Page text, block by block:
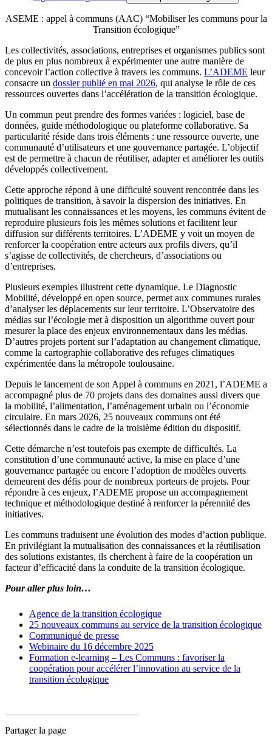
ASEME : appel à communs (AAC) “Mobiliser les communs pour la
Transition écologique”
Les collectivités, associations, entreprises et organismes publics sont
de plus en plus nombreux à expérimenter une autre manière de
concevoir l’action collective à travers les communs. L’ADEME leur
consacre un dossier publié en mai 2026, qui analyse le rôle de ces
ressources ouvertes dans l’accélération de la transition écologique.
Un commun peut prendre des formes variées : logiciel, base de
données, guide méthodologique ou plateforme collaborative. Sa
particularité réside dans trois éléments : une ressource ouverte, une
communauté d’utilisateurs et une gouvernance partagée. L’objectif
est de permettre à chacun de réutiliser, adapter et améliorer les outils
développés collectivement.
Cette approche répond à une difficulté souvent rencontrée dans les
politiques de transition, à savoir la dispersion des initiatives. En
mutualisant les connaissances et les moyens, les communs évitent de
reproduire plusieurs fois les mêmes solutions et facilitent leur
diffusion sur différents territoires. L’ADEME y voit un moyen de
renforcer la coopération entre acteurs aux profils divers, qu’il
s’agisse de collectivités, de chercheurs, d’associations ou
d’entreprises.
Plusieurs exemples illustrent cette dynamique. Le Diagnostic
Mobilité, développé en open source, permet aux communes rurales
d’analyser les déplacements sur leur territoire. L’Observatoire des
médias sur l’écologie met à disposition un algorithme ouvert pour
mesurer la place des enjeux environnementaux dans les médias.
D’autres projets portent sur l’adaptation au changement climatique,
comme la cartographie collaborative des refuges climatiques
expérimentée dans la métropole toulousaine.
Depuis le lancement de son Appel à communs en 2021, l’ADEME a
accompagné plus de 70 projets dans des domaines aussi divers que
la mobilité, l’alimentation, l’aménagement urbain ou l’économie
circulaire. En mars 2026, 25 nouveaux communs ont été
sélectionnés dans le cadre de la troisième édition du dispositif.
Cette démarche n’est toutefois pas exempte de difficultés. La
constitution d’une communauté active, la mise en place d’une
gouvernance partagée ou encore l’adoption de modèles ouverts
demeurent des défis pour de nombreux porteurs de projets. Pour
répondre à ces enjeux, l’ADEME propose un accompagnement
technique et méthodologique destiné à renforcer la pérennité des
initiatives.
Les communs traduisent une évolution des modes d’action publique.
En privilégiant la mutualisation des connaissances et la réutilisation
des solutions existantes, ils cherchent à faire de la coopération un
facteur d’efficacité dans la conduite de la transition écologique.
Pour aller plus loin…
Agence de la transition écologique
25 nouveaux communs au service de la transition écologique
Communiqué de presse
Webinaire du 16 décembre 2025
Formation e-learning – Les Communs : favoriser la
coopération pour accélérer l’innovation au service de la
transition écologique
Partager la page